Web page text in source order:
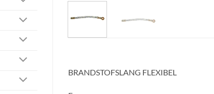
BRANDSTOFSLANG FLEXIBEL